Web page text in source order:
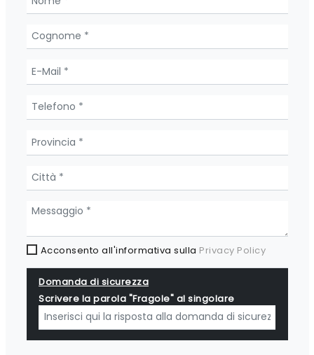
Acconsento all'informativa sulla Privacy Policy
Domanda di sicurezza
Scrivere la parola "Fragole" al singolare